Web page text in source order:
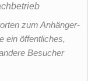
zum Anhänger-
ein öffentliches,
Besucher